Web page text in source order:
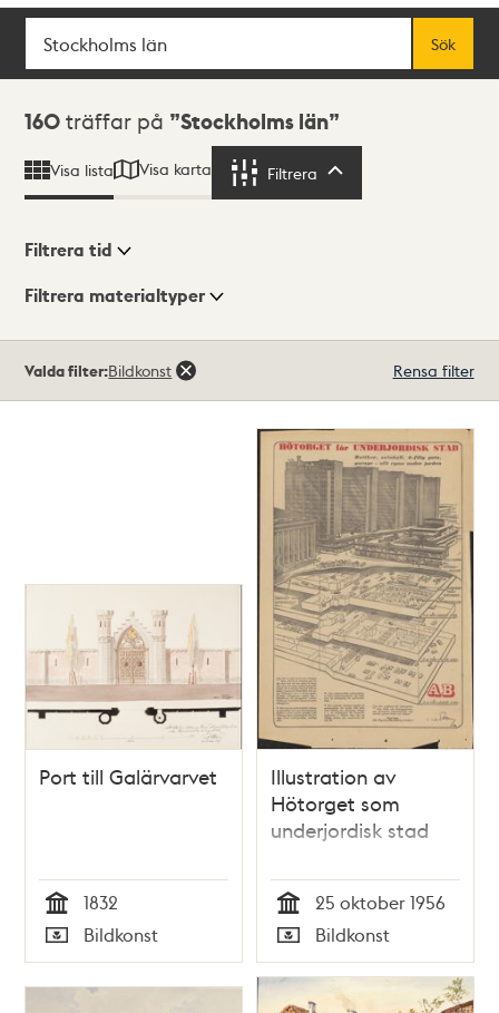
Sök
Sök
Sökresultat
160 träffar på Stockholms län
Visa lista Visa karta Filtrera
Visningsläge
Filtrera tid
Filtrera materialtyper
160träffar
Valda filter:Bildkonst Rensa filter
Port till Galärvarvet
Tid
1832
Typ
Bildkonst
Illustration av
Hötorget som
underjordisk stad
Tid
25 oktober 1956
Typ
Bildkonst